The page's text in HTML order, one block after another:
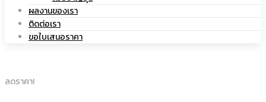
ผลงานของเรา
ติดต่อเรา
ขอใบเสนอราคา
ลดราคา!